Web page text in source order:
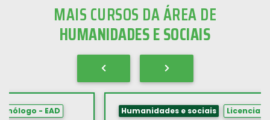
MAIS CURSOS DA ÁREA DE
HUMANIDADES E SOCIAIS
Humanidades e sociais Licenciatura - Presencial